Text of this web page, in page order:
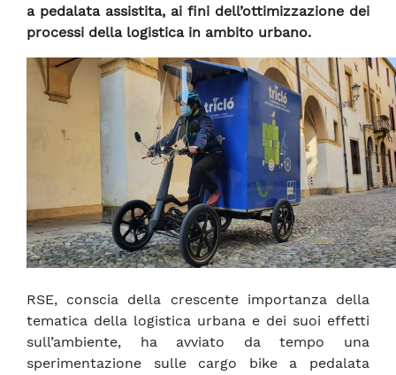
a pedalata assistita, ai fini dell’ottimizzazione dei
processi della logistica in ambito urbano.
RSE, conscia della crescente importanza della
tematica della logistica urbana e dei suoi effetti
sull’ambiente, ha avviato da tempo una
sperimentazione sulle cargo bike a pedalata